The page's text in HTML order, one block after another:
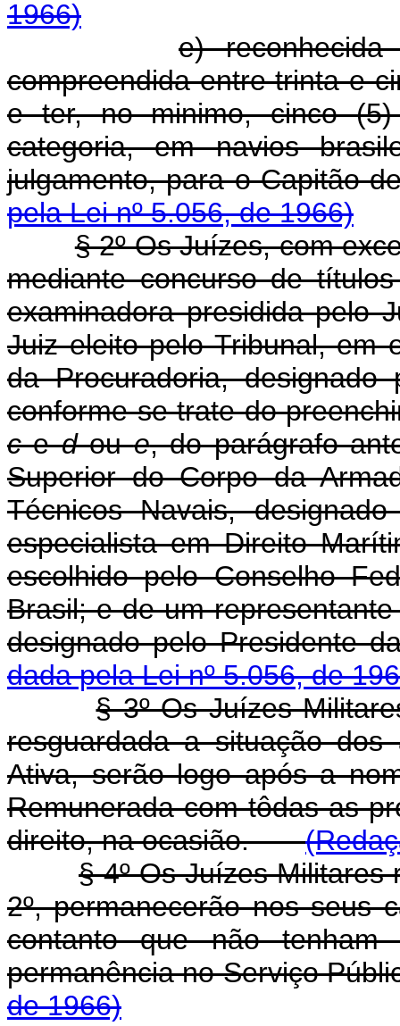
1966)
e)
compreendida entre trinta e
e ter, no minimo, cinco
categoria, em navios
julgamento, para o
pela Lei nº 5.056, de 1966)
§ 2º Os Juízes, com
mediante concurso de
examinadora presidida pelo
Juiz eleito pelo Tribunal, em
da Procuradoria,
conforme se trate do
cedoue, do parágrafo
Superior do Corpo da
Técnicos Navais,
especialista em Direito
escolhido pelo Conselho
Brasil; e de um
designado pelo
dada pela Lei nº 5.056, de
§ 3º Os Juízes
resguardada a situação
Ativa, serão logo após a
Remunerada com tôdas as
direito, na ocasião.
§ 4º Os Juízes
2º, permanecerão nos seus
contanto que não
permanência no Serviço
de 1966)